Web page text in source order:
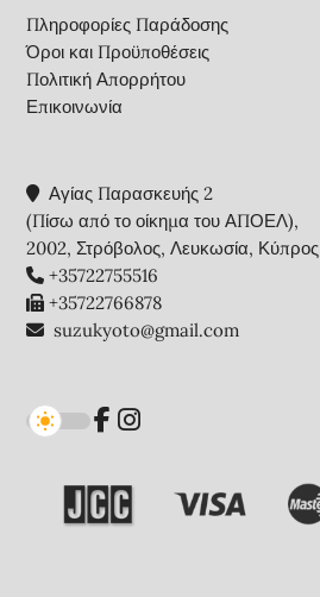
Πληροφορίες Παράδοσης
Όροι και Προϋποθέσεις
Πολιτική Απορρήτου
Επικοινωνία
Αγίας Παρασκευής 2
(Πίσω από το οίκημα του ΑΠΟΕΛ),
2002, Στρόβολος, Λευκωσία, Κύπρος
+35722755516
+35722766878
suzukyoto@gmail.com